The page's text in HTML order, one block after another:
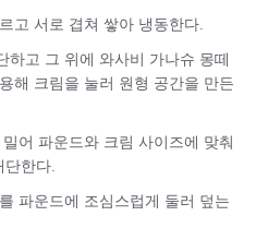
고 서로 겹쳐 쌓아 냉동한다.
하고 그 위에 와사비 가나슈 몽떼
해 크림을 눌러 원형 공간을 만든
어 파운드와 크림 사이즈에 맞춰
한다.
파운드에 조심스럽게 둘러 덮는